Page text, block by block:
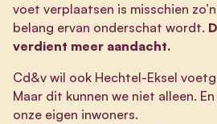
voet verplaatsen is misschien
belang ervan onderschat wordt.
verdient meer aandacht.
Cd&v wil ook Hechtel-Eksel
Maar dit kunnen we niet alleen.
onze eigen inwoners.